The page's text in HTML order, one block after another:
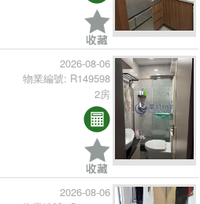
2026-08-06
物業編號: R149598
2房
2026-08-06